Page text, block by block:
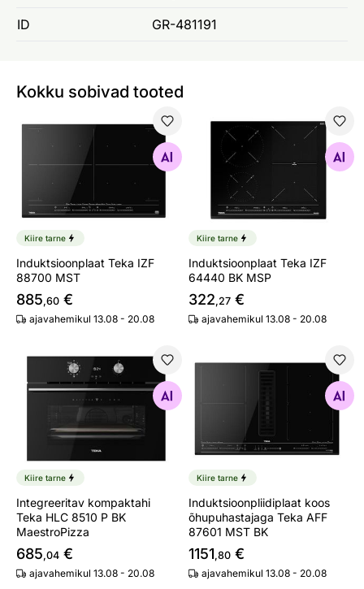
ID GR-481191
Kokku sobivad tooted
Induktsioonplaat Teka IZF 88700 MST
Otsi sarnaseid
Kiire tarne
Induktsioonplaat Teka IZF
88700 MST
885,60 €
ajavahemikul 13.08 - 20.08
Induktsioonplaat Teka IZF
Otsi sarnaseid
Kiire tarne
Induktsioonplaat Teka IZF
64440 BK MSP
322,27 €
ajavahemikul 13.08 - 20.08
Integreeritav kompaktahi Teka HLC 8510 P BK
Otsi sarnaseid
Kiire tarne
Integreeritav kompaktahi
Teka HLC 8510 P BK
MaestroPizza
685,04 €
ajavahemikul 13.08 - 20.08
Induktsioonpliidiplaat koos
Kiire tarne
Induktsioonpliidiplaat koos
õhupuhastajaga Teka AFF
87601 MST BK
1151,80 €
ajavahemikul 13.08 - 20.08